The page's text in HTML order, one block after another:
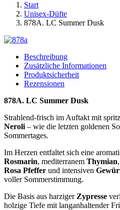
Start
Unisex-Düfte
878A. LC Summer Dusk
Beschreibung
Zusätzliche Informationen
Produktsicherheit
Rezensionen
878A. LC Summer Dusk
Strahlend-frisch im Auftakt mit
Neroli – wie die letzten goldenen
Sommertages.
Im Herzen entfaltet sich eine
Rosmarin, mediterranem Thymian
Rosa Pfeffer und intensiven
voller Sommerstimmung.
Die Basis aus harziger Zypresse
holzige Tiefe mit langanhaltender